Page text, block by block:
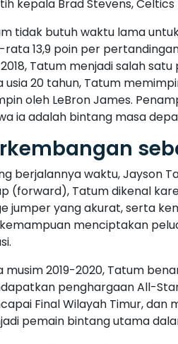
kepala Brad Stevens,
tidak butuh waktu lama
13,9 poin per
2018, Tatum menjadi salah
usia 20 tahun, Tatum
oleh LeBron James.
ia adalah bintang masa
berjalannya waktu, Jayson
(forward), Tatum dikenal
jumper yang akurat, serta
menciptakan
musim 2019-2020, Tatum
penghargaan All-
Final Wilayah Timur, dan
pemain bintang utama